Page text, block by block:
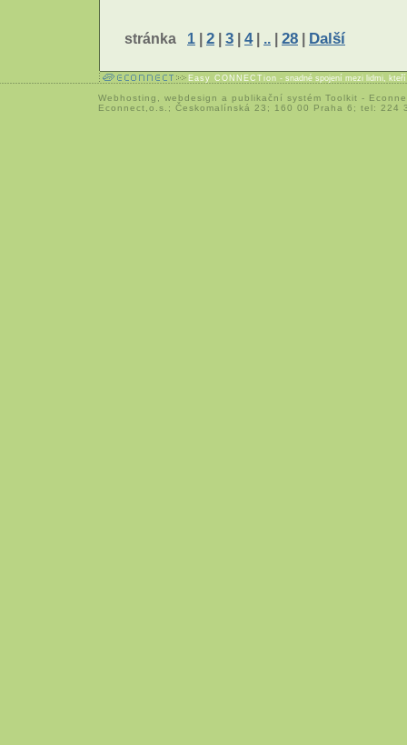
stránka 1 | 2 | 3 | 4| .. | 28 | Další
Easy CONNECTion - snadné spojení mezi lidmi,
Webhosting webdesign a publikační systém Toolkit -
Econnect,o.s.; Českomalínská 23; 160 00 Praha 6; tel: 224